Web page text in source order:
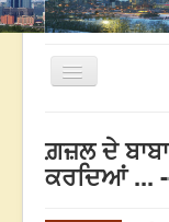
Toggle
ਰਚਨਾਵਾਂ
ਗ਼ਜ਼ਲ ਦੇ
ਕਰਦਿਆਂ ...